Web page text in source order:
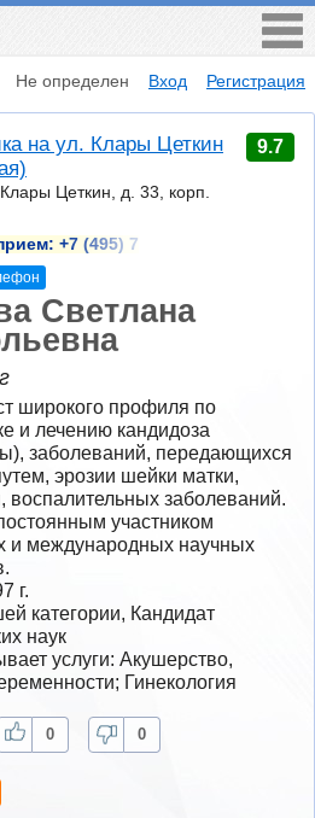
Не определен Вход Регистрация
на ул. Клары Цеткин
Цеткин, д. 33, корп.
+7 (495) 7
9.7
Светлана
широкого профиля по
и лечению кандидоза
заболеваний, передающихся
эрозии шейки матки,
воспалительных заболеваний.
участником
и международных научных
г.
категории, Кандидат
наук
услуги: Акушерство,
Гинекология
0 0